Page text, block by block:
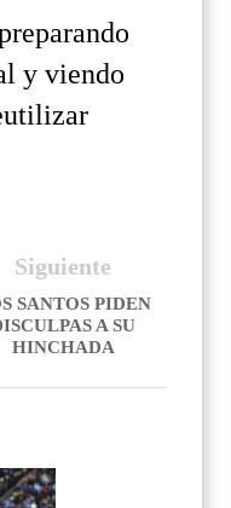
y viendo
Siguiente
SANTOS PIDEN
A SU
HINCHADA